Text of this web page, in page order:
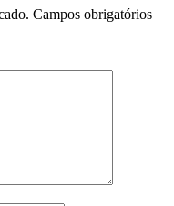
Campos obrigatórios